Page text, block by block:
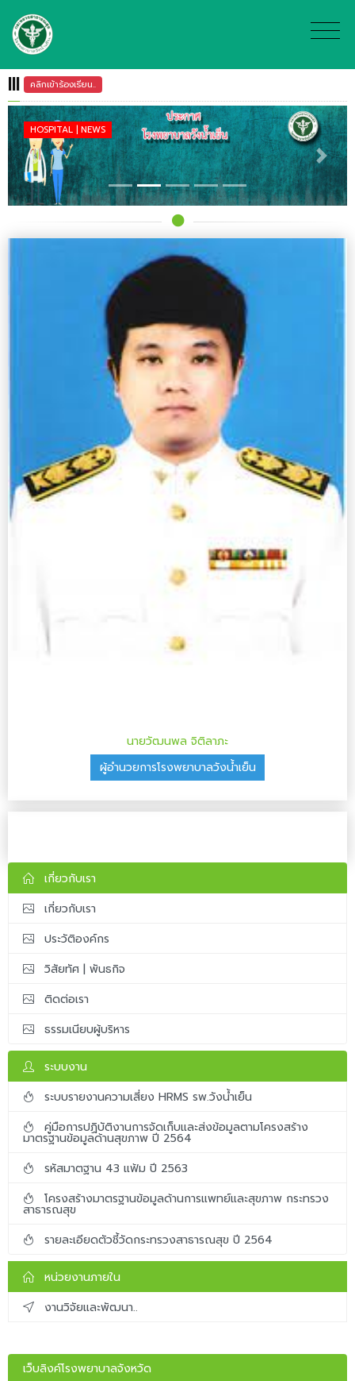
||| คลิกเข้าร้องเรียน..
HOSPITAL | NEWS
Previous Next
นายวัฒนพล จิติลาภะ
ผู้อำนวยการโรงพยาบาลวังน้ำเย็น
เกี่ยวกับเรา
เกี่ยวกับเรา
ประวัติองค์กร
วิสัยทัศ | พันธกิจ
ติดต่อเรา
ธรรมเนียบผู้บริหาร
ระบบงาน
ระบบรายงานความเสี่ยง HRMS รพ.วังน้ำเย็น
คู่มือการปฏิบัติงานการจัดเก็บและส่งข้อมูลตามโครงสร้าง
มาตรฐานข้อมูลด้านสุขภาพ ปี 2564
รหัสมาตฐาน 43 แฟ้ม ปี 2563
โครงสร้างมาตรฐานข้อมูลด้านการแพทย์และสุขภาพ กระทรวง
สาธารณสุข
รายละเอียดตัวชี้วัดกระทรวงสาธารณสุข ปี 2564
หน่วยงานภายใน
งานวิจัยและพัฒนา..
เว็บลิงค์โรงพยาบาลจังหวัด